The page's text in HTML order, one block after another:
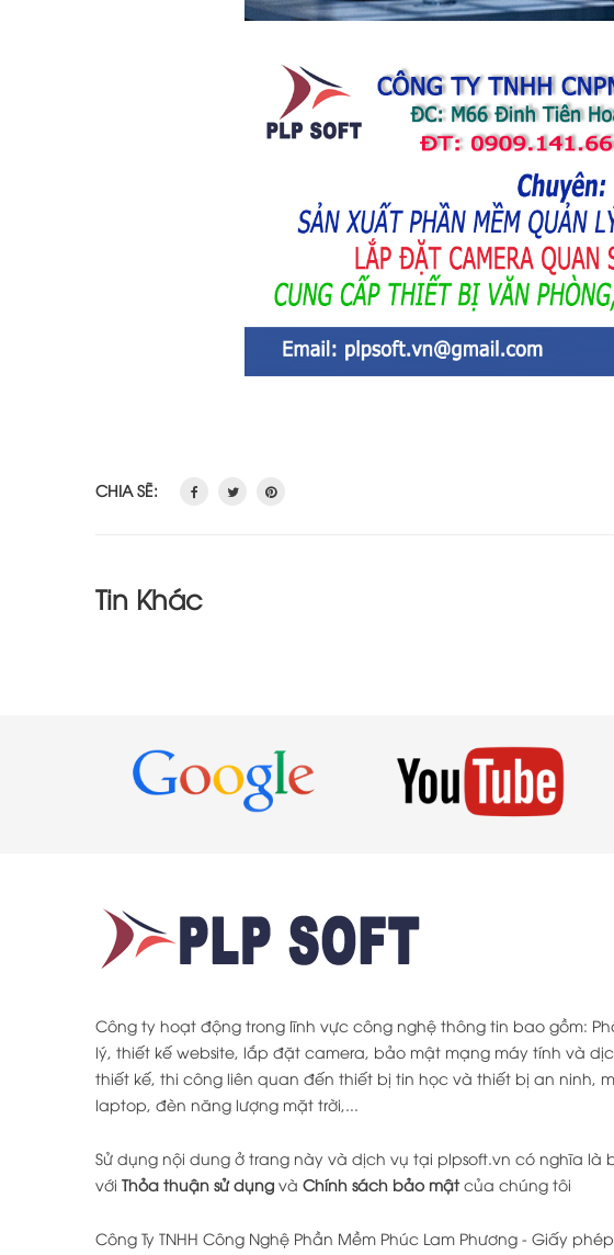
CHIA SẼ:
Tin Khác
Công ty hoạt động trong lĩnh vực công nghệ thông tin bao gồm:
lý, thiết kế website, lắp đặt camera, bảo mật mạng máy tính và
thiết kế, thi công liên quan đến thiết bị tin học và thiết bị an ninh,
laptop, đèn năng lượng mặt trời,...
Sử dụng nội dung ở trang này và dịch vụ tại plpsoft.vn có nghĩa là
với Thỏa thuận sử dụng và Chính sách bảo mậtcủa chúng tôi
Công Ty TNHH Công Nghệ Phần Mềm Phúc Lam Phương - Giấy